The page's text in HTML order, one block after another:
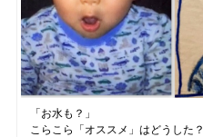
「お水も？」
こらこら「オススメ」はどうした？